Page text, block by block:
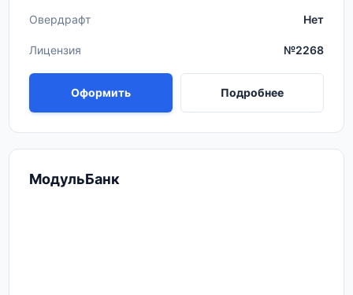
Овердрафт Нет
Лицензия №2268
Оформить Подробнее
МодульБанк